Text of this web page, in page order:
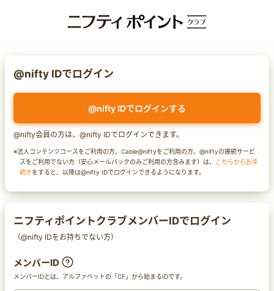
@nifty IDでログイン
@nifty IDでログインする
@nifty会員の方は、@nifty IDでログインできます。
※法人コンテンツコースをご利用の方、Cable@niftyをご利用の方、@niftyの接続サービ
スをご利用でない方（安心メールパックのみご利用の方含みます）は、 こちらからお手
続きをすると、以降は@nifty IDでログインできるようになります。
ニフティポイントクラブメンバーIDでログイン
（@nifty IDをお持ちでない方）
メンバーID
メンバーIDとは、アルファベットの「CF」から始まるIDです。